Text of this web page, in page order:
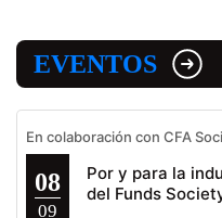
EVENTOS
En colaboración con CFA
08
09
Por y para la
del Funds